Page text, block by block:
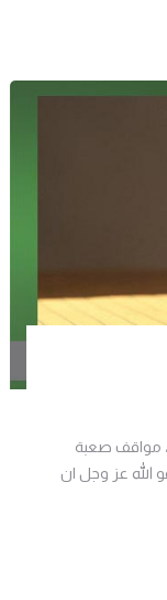
، مواقف صعبة
الله عز وجل ان